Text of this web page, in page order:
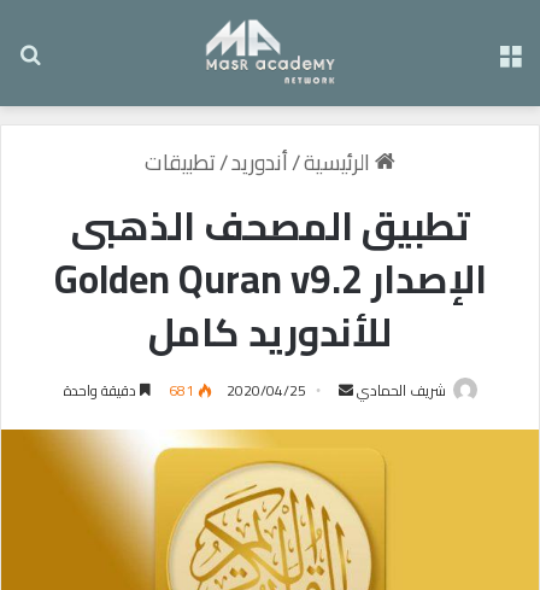
الرئيسية/أندوريد/تطبيقات
تطبيق المصحف الذهبى
الإصدار Golden Quran v9.2
للأندوريد كامل
شريف الحمادي
ل
ر
ي
2020/04/25
681 دقيقة واحدة